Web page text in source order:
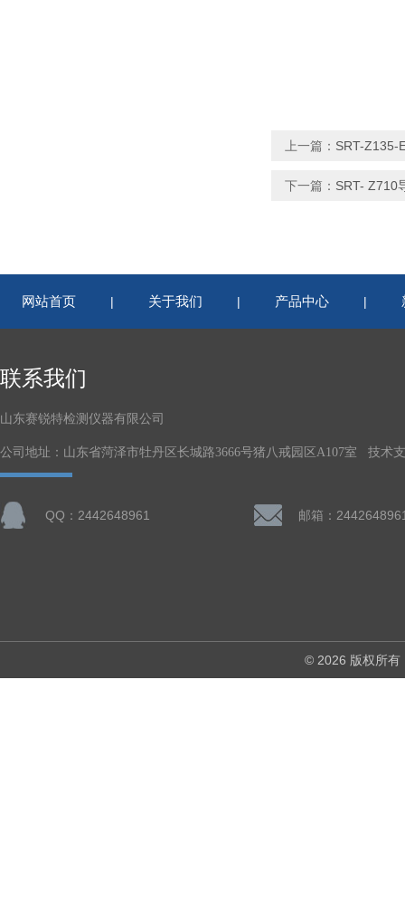
上一篇： SRT-Z135-
下一篇： SRT- Z710
网站首页 | 关于我们 | 产品中心 |
联系我们
山东赛锐特检测仪器有限公司
公司地址：山东省菏泽市牡丹区长城路3666号猪八戒园区A107室 技术
QQ：2442648961 邮箱：
© 2026 版权所